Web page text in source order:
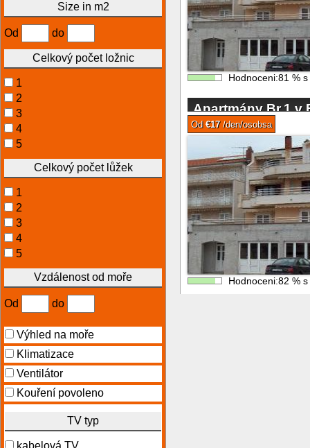
Size in m2
Od do
Celkový počet ložnic
1
2
3
4
5
Celkový počet lůžek
1
2
3
4
5
Vzdálenost od moře
Od do
Výhled na moře
Klimatizace
Ventilátor
Kouření povoleno
TV typ
kabelová TV
Hodnoceni:81 % s
Apartmány Br.1 v
Od €17/den/osobsa
Hodnoceni:82 % s